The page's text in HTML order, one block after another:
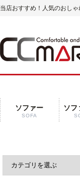
当店おすすめ！人気のおし
ソファー
SOFA
ソフ